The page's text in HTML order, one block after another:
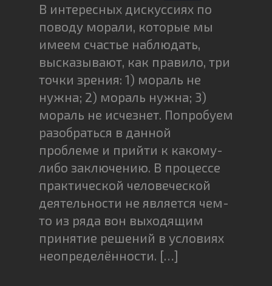
В интересных дискуссиях по
поводу морали, которые мы
имеем счастье наблюдать,
высказывают, как правило, три
точки зрения: 1) мораль не
нужна; 2) мораль нужна; 3)
мораль не исчезнет. Попробуем
разобраться в данной
проблеме и прийти к какому-
либо заключению. В процессе
практической человеческой
деятельности не является чем-
то из ряда вон выходящим
принятие решений в условиях
неопределённости. […]